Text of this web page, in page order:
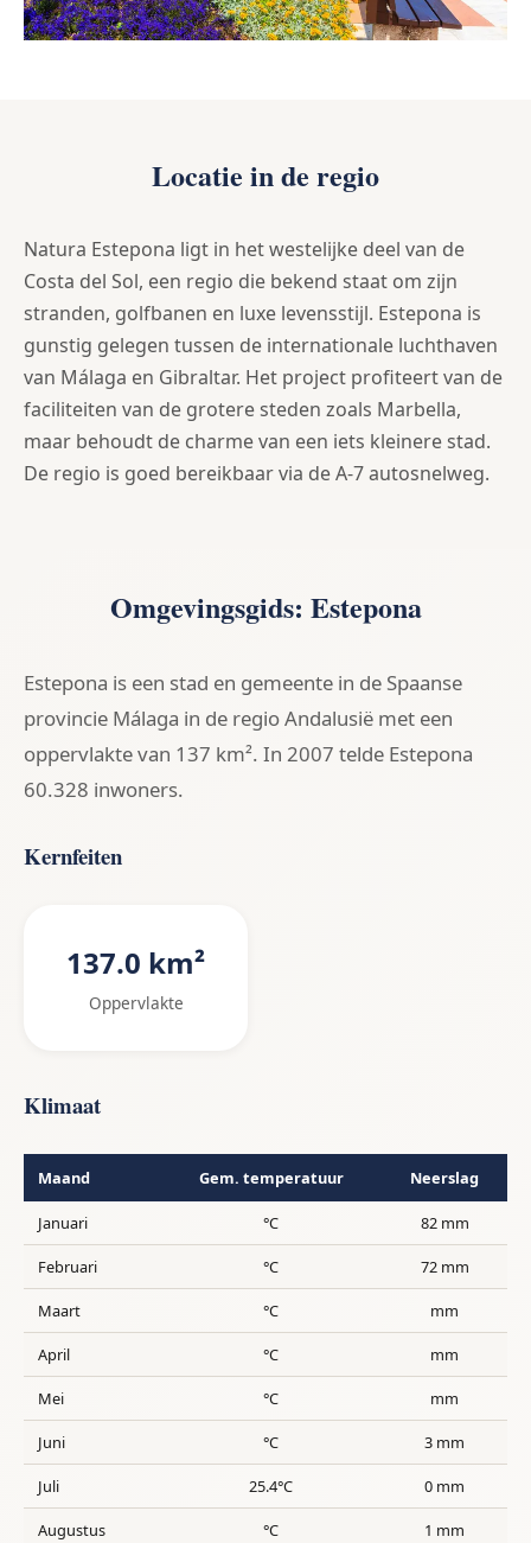
Locatie in de regio
Natura Estepona ligt in het westelijke deel van de
Costa del Sol, een regio die bekend staat om zijn
stranden, golfbanen en luxe levensstijl. Estepona is
gunstig gelegen tussen de internationale luchthaven
van Málaga en Gibraltar. Het project profiteert van de
faciliteiten van de grotere steden zoals Marbella,
maar behoudt de charme van een iets kleinere stad.
De regio is goed bereikbaar via de A-7 autosnelweg.
Omgevingsgids: Estepona
Estepona is een stad en gemeente in de Spaanse
provincie Málaga in de regio Andalusië met een
oppervlakte van 137 km². In 2007 telde Estepona
60.328 inwoners.
Kernfeiten
137.0 km²
Oppervlakte
Klimaat
Maand Gem. temperatuur Neerslag
Januari °C 82 mm
Februari °C 72 mm
Maart °C mm
April °C mm
Mei °C mm
Juni °C 3 mm
Juli 25.4°C 0 mm
Augustus °C 1 mm